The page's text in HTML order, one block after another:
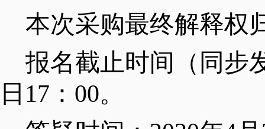
本次采购最终解释权
报名截止时间（同步
日 17 ： 00。